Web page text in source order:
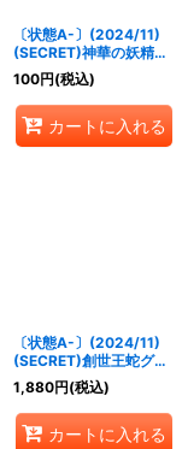
〔状態A-〕(2024/11)
(SECRET)神華の妖精ア
ザレア(BSC44収録)
【R-SEC】{BS48-049}
《黄》
100円(税込)
カートに入れる
〔状態A-〕(2024/11)
(SECRET)創世王蛇グク
マッツ【X-SEC】
{BSC44-X01}《紫》
1,880円(税込)
カートに入れる